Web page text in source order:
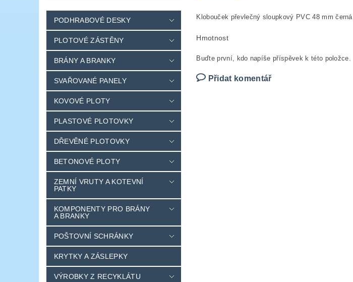
PODHRABOVÉ DESKY
PLOTOVÉ ZÁSTĚNY
BRÁNY A BRANKY
SVAŘOVANÉ PANELY
KOVOVÉ PLOTY
PLASTOVÉ PLOTOVKY
DŘEVĚNÉ PLOTOVKY
BETONOVÉ PLOTY
ZEMNÍ VRUTY A KOTEVNÍ
PATKY
KOMPONENTY PRO BRÁNY
A BRANKY
POŠTOVNÍ SCHRÁNKY
KRYTKY A ZÁSLEPKY
VÝROBKY Z RECYKLÁTU
Klobouček převlečný sloupkový PVC 48 mm černá
Hmotnost
Buďte první, kdo napíše příspěvek k této položce.
Přidat komentář